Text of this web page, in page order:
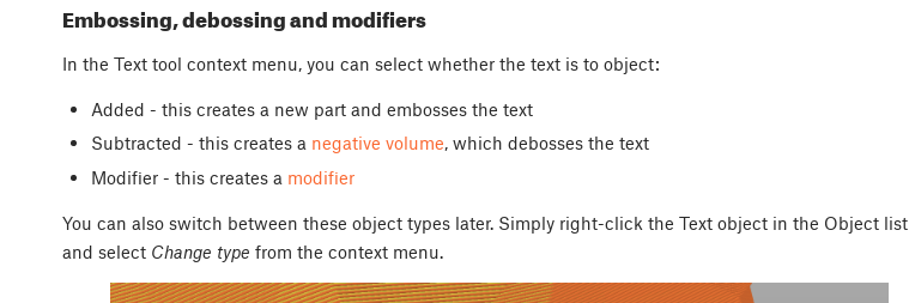
Embossing, debossing and modifiers
In the Text tool context menu, you can select whether the text is to object:
Added - this creates a new part and embosses the text
Subtracted - this creates a negative volume, which debosses the text
Modifier - this creates a modifier
You can also switch between these object types later. Simply right-click the Text object in the Object list
and select Change type from the context menu.